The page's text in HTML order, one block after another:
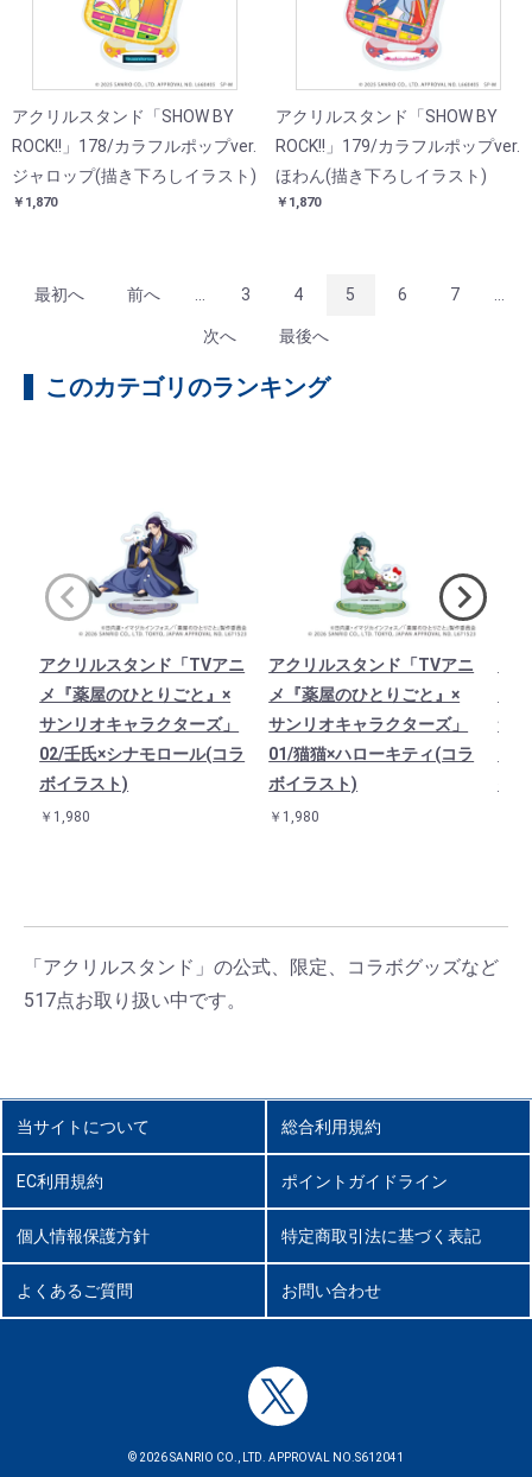
アクリルスタンド「SHOW BY
ROCK!!」178/カラフルポップver.
ジャロップ(描き下ろしイラスト)
￥1,870
アクリルスタンド「SHOW BY
ROCK!!」179/カラフルポップver.
ほわん(描き下ろしイラスト)
￥1,870
最初へ 前へ 3 4 5 6 7
次へ 最後へ
このカテゴリのランキング
アクリルスタンド「TVアニ
メ『薬屋のひとりごと』×
サンリオキャラクターズ」
02/壬氏×シナモロール(コラ
ボイラスト)
￥1,980
アクリルスタンド「TVアニ
メ『薬屋のひとりごと』×
サンリオキャラクターズ」
01/猫猫×ハローキティ(コラ
ボイラスト)
￥1,980
サ
「アクリルスタンド」の公式、限定、コラボグッズなど
517点お取り扱い中です。
当サイトについて 総合利用規約
EC利用規約 ポイントガイドライン
個人情報保護方針 特定商取引法に基づく表記
よくあるご質問 お問い合わせ
© 2026 SANRIO CO., LTD. APPROVAL NO.S612041